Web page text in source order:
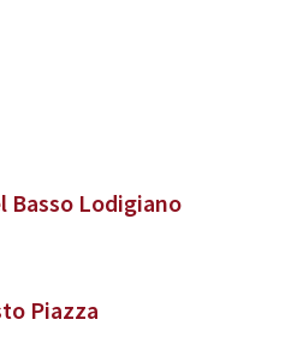
Basso Lodigiano
Piazza